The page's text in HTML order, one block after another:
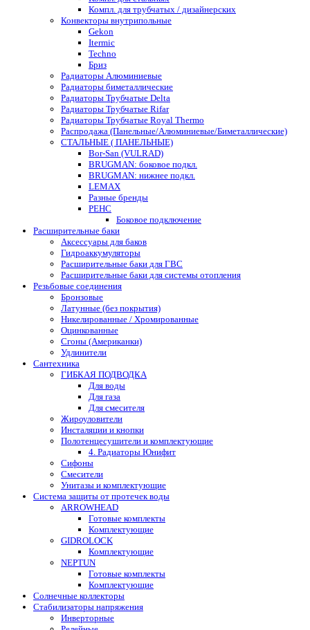
Компл. для трубчатых / дизайнерских
Конвекторы внутрипольные
Gekon
Itermic
Techno
Бриз
Радиаторы Алюминиевые
Радиаторы биметаллические
Радиаторы Трубчатые Delta
Радиаторы Трубчатые Rifar
Радиаторы Трубчатые Royal Thermo
Распродажа (Панельные/Алюминиевые/Биметаллические)
СТАЛЬНЫЕ ( ПАНЕЛЬНЫЕ)
Bor-San (VULRAD)
BRUGMAN: боковое подкл.
BRUGMAN: нижнее подкл.
LEMAX
Разные бренды
РЕНС
Боковое подключение
Расширительные баки
Аксессуары для баков
Гидроаккумуляторы
Расширительные баки для ГВС
Расширительные баки для системы отопления
Резьбовые соединения
Бронзовые
Латунные (без покрытия)
Никелированные / Хромированные
Оцинкованные
Сгоны (Американки)
Удлинители
Сантехника
ГИБКАЯ ПОДВОДКА
Для воды
Для газа
Для смесителя
Жироуловители
Инсталяции и кнопки
Полотенцесушители и комплектующие
4. Радиаторы Юнифит
Сифоны
Смесители
Унитазы и комплектующие
Система защиты от протечек воды
ARROWHEAD
Готовые комплекты
Комплектующие
GIDROLOCK
Комплектующие
NEPTUN
Готовые комплекты
Комплектующие
Солнечные коллекторы
Стабилизаторы напряжения
Инверторные